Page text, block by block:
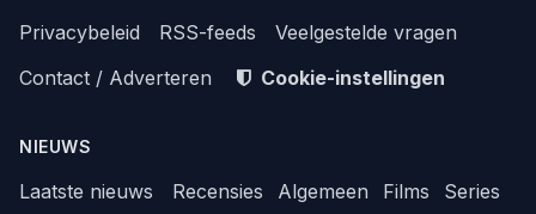
Privacybeleid
RSS-feeds
Veelgestelde vragen
Contact / Adverteren
Cookie-instellingen
NIEUWS
Laatste nieuws Recensies Algemeen Films
Series